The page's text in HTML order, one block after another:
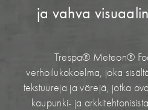
ja vahva
Trespa® Meteon®
verhoilukokoelma, joka
tekstuureja ja värejä, jotka
kaupunki- ja
ja vahva
Trespa® Meteon®
verhoilukokoelma, joka
tekstuureja ja värejä, jotka
kaupunki- ja
ja vahva
Trespa® Meteon®
verhoilukokoelma, joka
tekstuureja ja värejä, jotka
kaupunki- ja